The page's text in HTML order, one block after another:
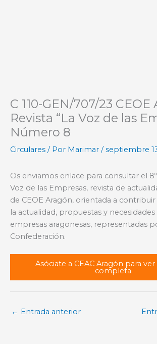
C 110-GEN/707/23 CEOE
Revista “La Voz de las
Número 8
Circulares / Por Marimar /septiembre
Os enviamos enlace para consultar el
Voz de las Empresas, revista de
de CEOE Aragón, orientada a
la actualidad, propuestas y necesidades
empresas aragonesas, representadas
Confederación.
Asóciate a CEAC Aragón para
completa
← Entrada anterior